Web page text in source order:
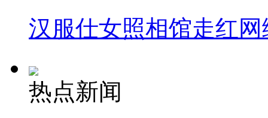
汉服仕女照相馆走红网
热点新闻